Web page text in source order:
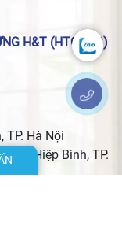
H&T (HTCONS)
TP. Hà Nội
P. Hiệp Bình, TP.